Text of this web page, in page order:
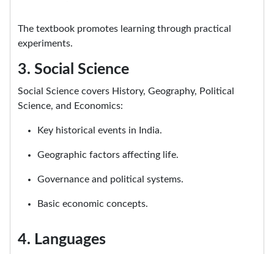
The textbook promotes learning through practical
experiments.
3. Social Science
Social Science covers History, Geography, Political
Science, and Economics:
Key historical events in India.
Geographic factors affecting life.
Governance and political systems.
Basic economic concepts.
4. Languages